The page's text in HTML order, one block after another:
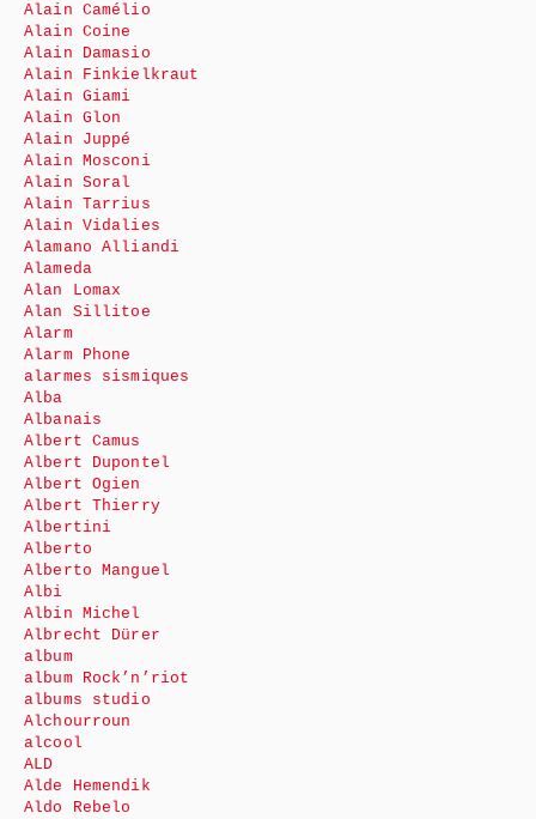
Alain Camélio
Alain Coine
Alain Damasio
Alain Finkielkraut
Alain Giami
Alain Glon
Alain Juppé
Alain Mosconi
Alain Soral
Alain Tarrius
Alain Vidalies
Alamano Alliandi
Alameda
Alan Lomax
Alan Sillitoe
Alarm
Alarm Phone
alarmes sismiques
Alba
Albanais
Albert Camus
Albert Dupontel
Albert Ogien
Albert Thierry
Albertini
Alberto
Alberto Manguel
Albi
Albin Michel
Albrecht Dürer
album
album Rock’n’riot
albums studio
Alchourroun
alcool
ALD
Alde Hemendik
Aldo Rebelo